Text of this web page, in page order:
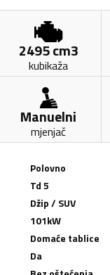
2495cm3
kubikaža
Manuelni
mjenjač
Polovno
Td 5
Džip / SUV
101kW
Domaće tablice
Da